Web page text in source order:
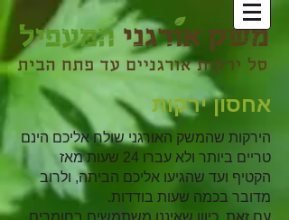
אחסון ירקות
הירקות שהמשק האורגני שולח אליכם הינם
טריים ביותר ולא עברו 24 שעות מאז
הקטיף ועד שהגיעו אליכם הביתה, ולרוב
מדובר בכמה שעות בודדות.
עם זאת, כיוון שאיננו משתמשים בחומרים